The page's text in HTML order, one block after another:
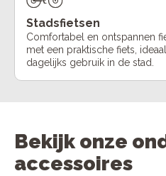
Stadsfietsen
Comfortabel en ontspannen
met een praktische fiets,
dagelijks gebruik in de stad.
Bekijk onze
accessoires